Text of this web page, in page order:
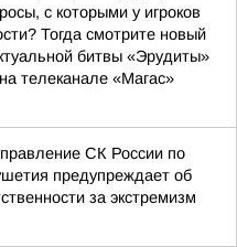
с которыми у игроков
Тогда смотрите новый
битвы «Эрудиты»
телеканале «Магас»
СК России по
предупреждает об
за экстремизм